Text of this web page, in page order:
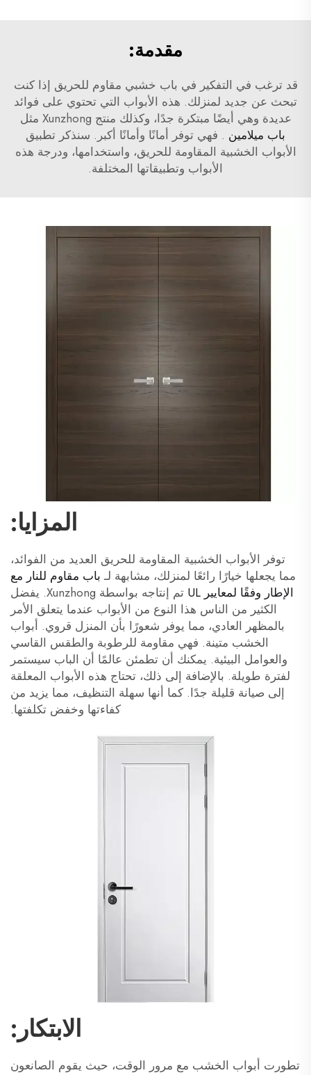
مقدمة:
قد ترغب في التفكير في باب خشبي مقاوم للحريق إذا كنت
تبحث عن جديد لمنزلك. هذه الأبواب التي تحتوي على فوائد
عديدة وهي أيضًا مبتكرة جدًا، وكذلك منتج Xunzhong مثل
باب ميلامين . فهي توفر أمانًا وأمانًا أكبر. سنذكر تطبيق
الأبواب الخشبية المقاومة للحريق، واستخدامها، ودرجة هذه
الأبواب وتطبيقاتها المختلفة.
المزايا:
توفر الأبواب الخشبية المقاومة للحريق العديد من الفوائد،
مما يجعلها خيارًا رائعًا لمنزلك، مشابهة لـ باب مقاوم للنار مع
الإطار وفقًا لمعايير UL
تم إنتاجه بواسطة Xunzhong. يفضل
الكثير من الناس هذا النوع من الأبواب عندما يتعلق الأمر
بالمظهر العادي، مما يوفر شعورًا بأن المنزل قروي. أبواب
الخشب متينة. فهي مقاومة للرطوبة والطقس القاسي
والعوامل البيئية. يمكنك أن تطمئن عالمًا أن الباب سيستمر
لفترة طويلة. بالإضافة إلى ذلك، تحتاج هذه الأبواب المعلقة
إلى صيانة قليلة جدًا. كما أنها سهلة التنظيف، مما يزيد من
كفاءتها وخفض تكلفتها.
الابتكار:
تطورت أبواب الخشب مع مرور الوقت، حيث يقوم الصانعون